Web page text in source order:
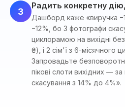
3
Радить конкретну
Дашборд каже «виручка
−12%, бо 3 фотографи
циклорамою на вихідні
₴), і 2 сім'ї з 6-місячного
Запровадьте
пікові слоти вихідних —
скасування з 14% до 4%».